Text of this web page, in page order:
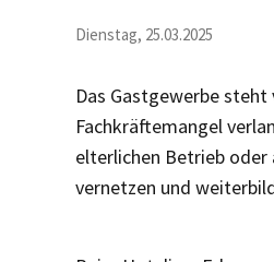
Dienstag, 25.03.2025
Das Gastgewerbe
Fachkräftemangel
elterlichen Betrieb
vernetzen und